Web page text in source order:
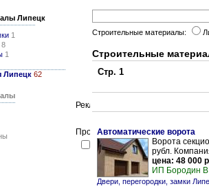
Липецк
1
8
1
Липецк 62
Строительные материалы:
Строительные
Стр. 1
Автоматические ворота
Ворота
рубл.
цена: 48 000
ИП Бородин
Двери, перегородки, замки